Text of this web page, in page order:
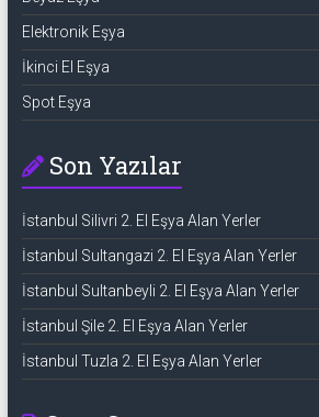
Elektronik Eşya
İkinci El Eşya
Spot Eşya
Son Yazılar
İstanbul Silivri 2. El Eşya Alan Yerler
İstanbul Sultangazi 2. El Eşya Alan Yerler
İstanbul Sultanbeyli 2. El Eşya Alan Yerler
İstanbul Şile 2. El Eşya Alan Yerler
İstanbul Tuzla 2. El Eşya Alan Yerler